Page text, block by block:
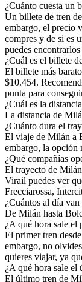
¿Cuánto cuesta un
Un billete de tren
embargo, el precio
compres y de si es
puedes
¿Cuál es el billete
El billete más
$10.454.
punta para
¿Cuál es la
La distancia de
¿Cuánto dura el
El viaje de Milán a
embargo, la opción
¿Qué compañías
El trayecto de
Virail puedes ver
Frecciarossa,
¿Cuántos al día
De Milán hasta
¿A qué hora sale
El primer tren
embargo, no
quieres viajar, ya
¿A qué hora sale
El último tren de